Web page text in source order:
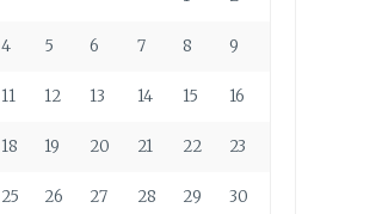
4 5 6 7 8 9
11 12 13 14 15 16
18 19 20 21 22 23
25 26 27 28 29 30